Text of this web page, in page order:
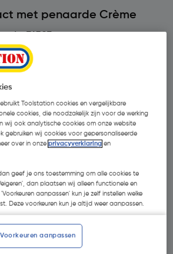
met penaarde Crème
Toolstation cookies en vergelijkbare
cookies, die noodzakelijk zijn voor de werking
wij ook analytische cookies om onze website
gebruiken wij cookies voor gepersonaliseerde
over in onzeprivacyverklaring en
geef je ons toestemming om alle cookies te
dan plaatsen wij alleen functionele en
aanpassen' kun je zelf instellen welke
Deze voorkeuren kun je altijd weer aanpassen.
Voorkeuren aanpassen